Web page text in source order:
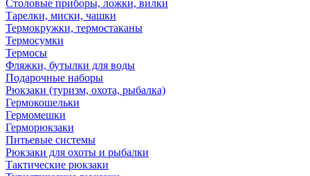
Столовые приборы, ложки, вилки
Тарелки, миски, чашки
Термокружки, термостаканы
Термосумки
Термосы
Фляжки, бутылки для воды
Подарочные наборы
Рюкзаки (туризм, охота, рыбалка)
Гермокошельки
Гермомешки
Герморюкзаки
Питьевые системы
Рюкзаки для охоты и рыбалки
Тактические рюкзаки